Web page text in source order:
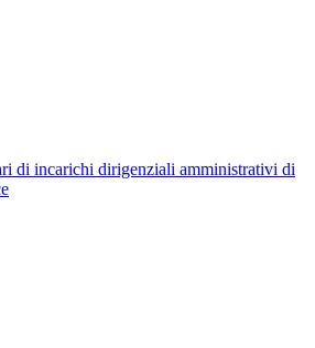
di incarichi dirigenziali amministrativi di